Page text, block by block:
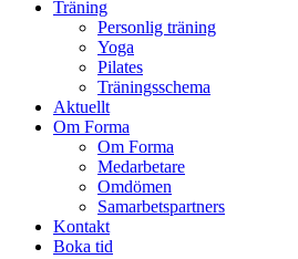
Träning
Personlig träning
Yoga
Pilates
Träningsschema
Aktuellt
Om Forma
Om Forma
Medarbetare
Omdömen
Samarbetspartners
Kontakt
Boka tid